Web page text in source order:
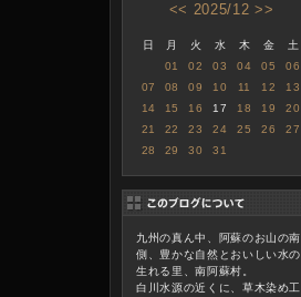
<< 2025/12 >>
日 月 火 水 木 金
土
01
02 03 04 05
06
07
08 09 10 11 12
13
14
15 16 17 18 19
20
21
22 23 24 25 26
27
28
29 30 31
九州の真ん中、阿蘇のお山の南
側、豊かな自然とおいしい水の
生れる里、南阿蘇村。
白川水源の近くに、草木染め工